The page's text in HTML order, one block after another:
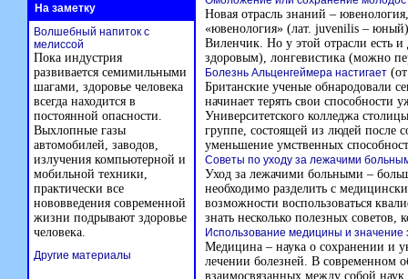
Новая отрасль знаний –
«ювенология» (лат. juvenilis –
Виленчик. Но у этой отрасли есть и
здоровым), лонгевистика (можно
Болезнь Альценгеймера настигает
Британские ученые обнародовали
начинает терять свои способности
Университетского колледжа
группе, состоящей из людей после
уменьшение умственных
Советы по уходу за лежачими
Уход за лежачими больными –
необходимо разделить с
возможности воспользоваться
знать несколько полезных
Использование медицины и значение
Медицина – наука о сохранении и
лечении болезней. В современном
взаимосвязанных между собой
На заметку
Волшебный напиток с
мелиссой
Пока индустрия
развивается семимильными
шагами, здоровье человека
всегда находится в
постоянной опасности.
Выхлопные газы
автомобилей, заводов,
излучения компьютерной и
мобильной техники,
практически все
нововведения современной
жизни подрывают здоровье
человека.
Другие материалы